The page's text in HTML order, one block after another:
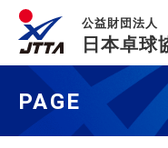
公益財団法人
日本卓球
PAGE